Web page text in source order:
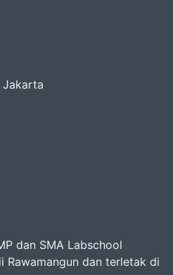
Jakarta
dan SMA Labschool
dan terletak di